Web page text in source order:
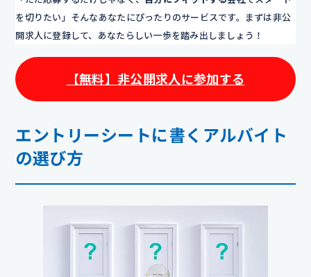
を切りたい」そんなあなたにぴったりのサービスです。まずは非公
開求人に登録して、あなたらしい一歩を踏み出しましょう！
【無料】非公開求人に参加する
エントリーシートに書くアルバイト
の選び方